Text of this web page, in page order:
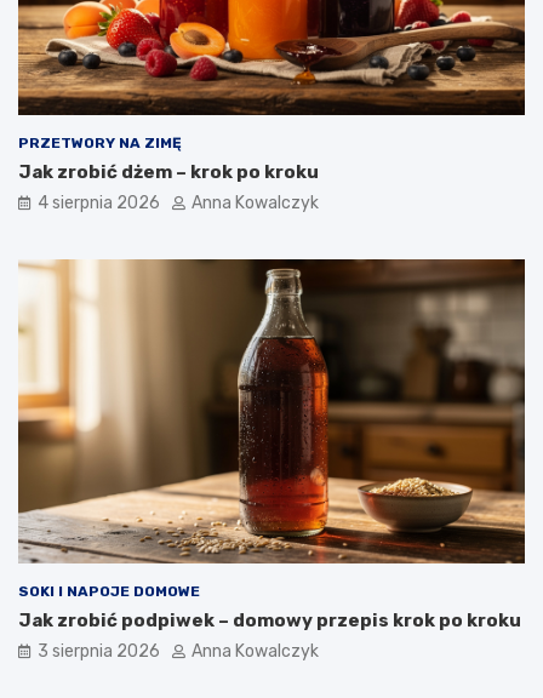
PRZETWORY NA ZIMĘ
Jak zrobić dżem – krok po kroku
4 sierpnia 2026 Anna Kowalczyk
SOKI I NAPOJE DOMOWE
Jak zrobić podpiwek – domowy przepis krok po kroku
3 sierpnia 2026 Anna Kowalczyk